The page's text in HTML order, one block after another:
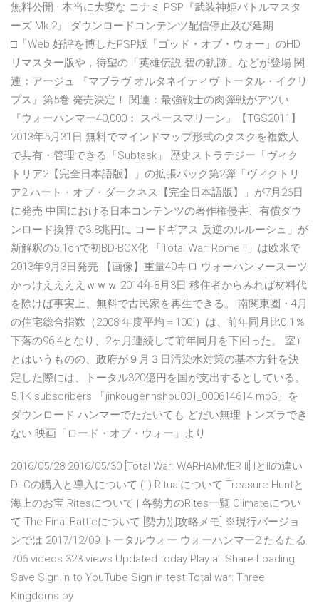
無料公開 · 本当に大変な コナミ PSP『武装神姫バトルマスタ
ーズ Mk.2』 ダウンロードコンテンツ配信停止及び延期
□「Web 好評を博したPSP版「ゴッド・オブ・ウォー」のHD
リマスター版や，待望の「英雄伝説 碧の軌跡」などが登場 関
連：アージュ 『マブラヴ オルタネイティヴ トータル・イクリ
プス』第5巻 発売決定！ 関連：最強戦士の肉弾戦がアツい
『ウォーハンマー40,000： スペースマリーン』【TGS2011】
2013年5月31日 無料でマインドマップ形式のタスクを複数人
で共有・管理できる「Subtask」 歴史ストラテジー「ヴィク
トリア2【完全日本語版】」の拡張パック第2弾「ヴィクトリ
ア2 ハート・オブ・ダークネス【完全日本語版】」が7月26日
に発売 中国における日本コンテンツの著作権侵害、有償ダウ
ンロード換算で3.8兆円に コードギアス 反逆のルルーシュ」が
新解釈の5.1chで初BD-BOX化 「Total War: Rome II」は欧米で
2013年9月3日発売 【画像】重量40キロ ウォーハンマースーツ
かっけええええｗｗｗ 2014年8月3日 移住者からみれば材料代
を除けば事実上、無料で古民家を再生できる。 南関東圏・4月
の住宅総合指数（2008 年度平均＝100 ）は、前年同月比0.1％
下落の96.4となり、2ヶ月連続して前年同月を下回った。 室）
とはいうものの、政府が９月３日汚染水対策の基本方針を決
定した際には、トータル320億円を国が支出するとしている。
5.1K subscribers 「jinkougennshou001_000614614.mp3」を
ダウンロード ハンマーでたたいても どだい無理 トンズラでき
ない 映画「ロード・オブ・ウォー」より
2016/05/28 2016/05/30 [Total War: WARHAMMER II] IとIIの違い
DLCの購入と導入について (II) Ritualについて Treasure Huntと
海上のお宝 Ritesについて | 各勢力のRites一覧 Climateについ
て The Final Battleについて [勢力別攻略メモ] ※現行バージョ
ンでは 2017/12/09 トータルウォー ウォーハンマー2 たるたる
706 videos 323 views Updated today Play all Share Loading
Save Sign in to YouTube Sign in test Total war: Three
Kingdoms by